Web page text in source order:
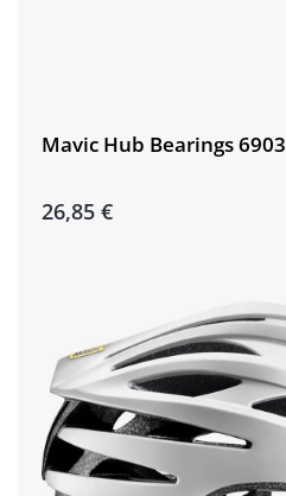
Mavic Hub Bearings 6903
26,85 €